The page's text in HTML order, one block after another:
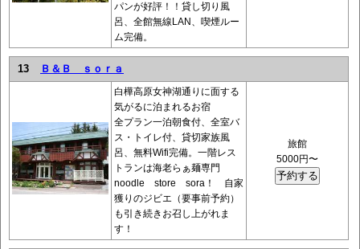
パンが好評！！貸し切り風
呂、全館無線LAN、喫煙ルー
ム完備。
13 Ｂ＆Ｂ ｓｏｒａ
白樺高原女神湖通りに面する
気がるに泊まれるお宿
全プラン一泊朝食付、全室バ
ス・トイレ付、貸切家族風
呂、無料Wifi完備。一階レス
トランは海老らぁ麺専門
noodle store sora！ 自家
獲りのジビエ（要事前予約）
も引き続きお召し上がれま
す！
旅館
5000円〜